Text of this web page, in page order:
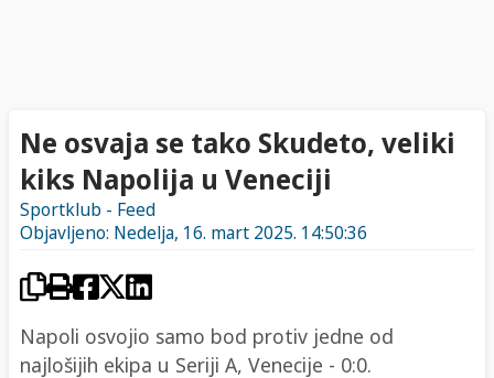
Ne osvaja se tako Skudeto, veliki
kiks Napolija u Veneciji
Sportklub - Feed
Objavljeno: Nedelja, 16. mart 2025. 14:50:36
Napoli osvojio samo bod protiv jedne od
najlošijih ekipa u Seriji A, Venecije - 0:0.